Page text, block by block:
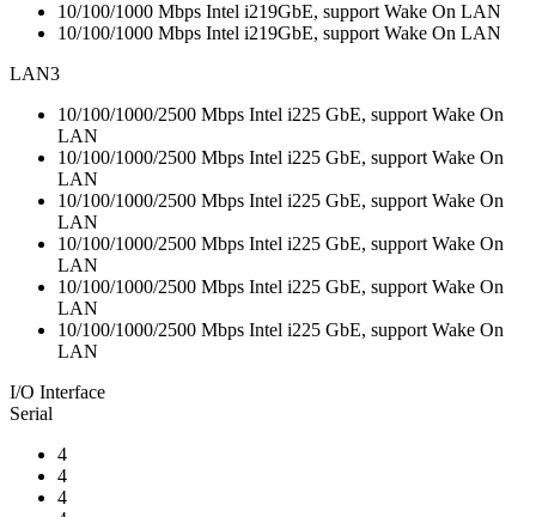
10/100/1000 Mbps Intel i219GbE, support Wake On LAN
10/100/1000 Mbps Intel i219GbE, support Wake On LAN
LAN3
10/100/1000/2500 Mbps Intel i225 GbE, support Wake On
LAN
10/100/1000/2500 Mbps Intel i225 GbE, support Wake On
LAN
10/100/1000/2500 Mbps Intel i225 GbE, support Wake On
LAN
10/100/1000/2500 Mbps Intel i225 GbE, support Wake On
LAN
10/100/1000/2500 Mbps Intel i225 GbE, support Wake On
LAN
10/100/1000/2500 Mbps Intel i225 GbE, support Wake On
LAN
I/O Interface
Serial
4
4
4